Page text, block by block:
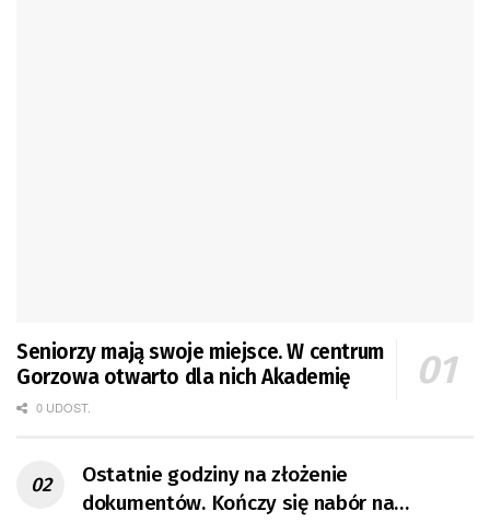
Seniorzy mają swoje miejsce. W centrum
Gorzowa otwarto dla nich Akademię
0 UDOST.
Ostatnie godziny na złożenie
dokumentów. Kończy się nabór na